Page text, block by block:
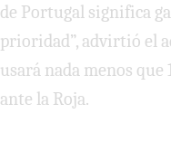
de Portugal significa
prioridad”, advirtió el
usará nada menos
ante la Roja.